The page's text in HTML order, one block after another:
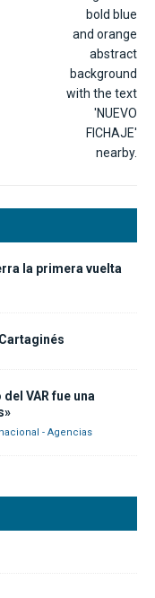
la primera vuelta
VAR fue una
- Agencias